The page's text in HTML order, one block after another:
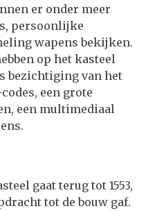
er onder meer
persoonlijke
wapens bekijken.
op het kasteel
bezichtiging van het
een grote
een multimediaal
gaat terug tot 1553,
tot de bouw gaf.